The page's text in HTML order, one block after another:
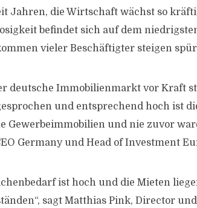
Jahren, die Wirtschaft wächst so
befindet sich auf dem
vieler Beschäftigter steigen
deutsche Immobilienmarkt vor Kraft
und entsprechend hoch ist
Gewerbeimmobilien und nie zuvor
Germany und Head of Investment
ist hoch und die Mieten
sagt Matthias Pink, Director